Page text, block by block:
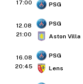
17:00
PSG
12.08
21:00
PSG
Aston Villa
16.08
20:45
PSG
Lens